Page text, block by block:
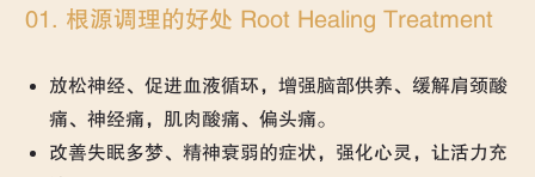
01. 根源调理的好处 Root Healing Treatment
放松神经、促进血液循环，增强脑部供养、缓解肩颈酸
痛、神经痛，肌肉酸痛、偏头痛。
改善失眠多梦、精神衰弱的症状，强化心灵，让活力充